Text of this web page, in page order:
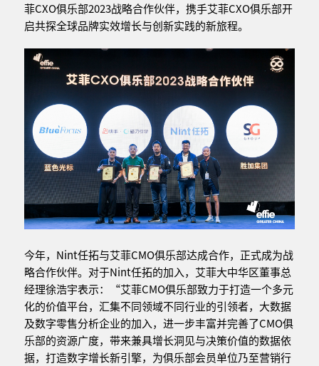
菲CXO俱乐部2023战略合作伙伴，携手艾菲CXO俱乐部开
启共探全球品牌实效增长与创新实践的新旅程。
今年，Nint任拓与艾菲CMO俱乐部达成合作，正式成为战
略合作伙伴。对于Nint任拓的加入，艾菲大中华区董事总
经理徐浩宇表示：“艾菲CMO俱乐部致力于打造一个多元
化的价值平台，汇集不同领域不同行业的引领者，大数据
及数字零售分析企业的加入，进一步丰富并完善了CMO俱
乐部的资源广度，带来兼具增长洞见与决策价值的数据依
据，打造数字增长新引擎，为俱乐部会员单位乃至营销行